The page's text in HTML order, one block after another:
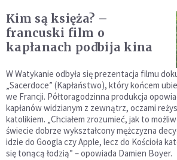
Kim są księża? –
francuski film o
kapłanach podbija kina
W Watykanie odbyła się prezentacja filmu
„Sacerdoce” (Kapłaństwo), który końcem
we Francji. Półtoragodzinna produkcja
kapłanów widzianym z zewnątrz, oczami
katolikiem. „Chciałem zrozumieć, jak to
świecie dobrze wykształcony mężczyzna
idzie do Googla czy Apple, lecz do Kościoła
się tonącą łodzią” – opowiada Damien Boyer.